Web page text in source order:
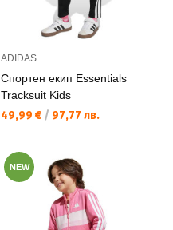
ADIDAS
Спортен екип Essentials
Tracksuit Kids
Текуща цена:
49,99 € / 97,77 лв.
NEW